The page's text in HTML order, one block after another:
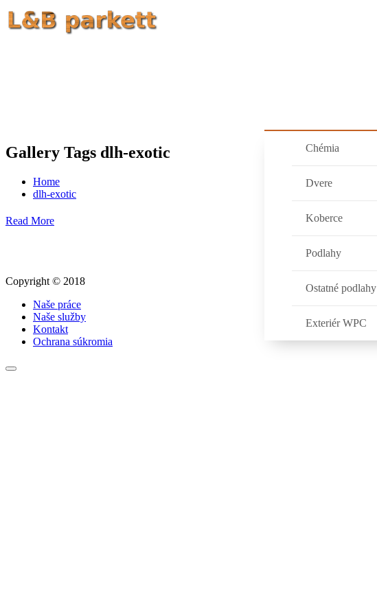
Chémia
Dvere
Koberce
Podlahy
Ostatné podlahy
Exteriér WPC
Gallery Tags dlh-exotic
Home
dlh-exotic
Read More
Copyright © 2018
Naše práce
Naše služby
Kontakt
Ochrana súkromia